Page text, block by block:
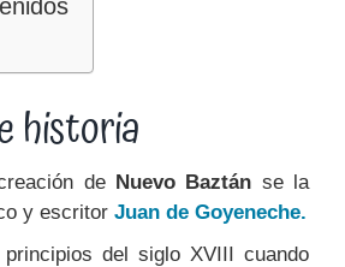
historia
de Nuevo Baztán se la
y escritor Juan de Goyeneche.
del siglo XVIII cuando